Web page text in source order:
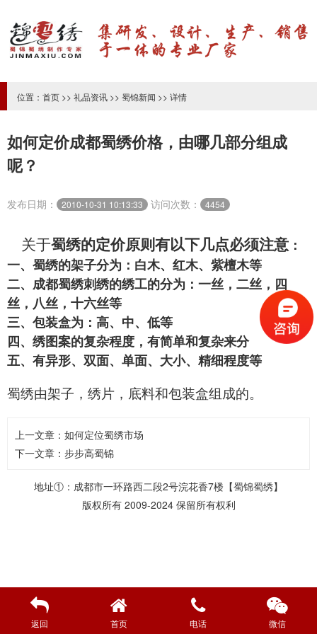
位置： 首页 >> 礼品资讯 >> 蜀锦新闻 >> 详情
如何定价成都蜀绣价格，由哪几部分组成
呢？
发布日期： 2010-10-31 10:13:33 访问次数： 4454
关于蜀绣的定价原则有以下几点必须注意 ：
一、 蜀绣的架子分为：白木、红木、紫檀木等
二、 成都蜀绣刺绣的绣工的分为：一丝，二丝，四
丝，八丝，十六丝等
三、包装盒为：高、中、低等
四、绣图案的复杂程度，有简单和复杂来分
五、有异形、双面、单面、大小、精细程度等
蜀绣由架子，绣片，底料和包装盒组成的。
上一文章： 如何定位蜀绣市场
下一文章： 步步高蜀锦
地址①：成都市一环路西二段2号浣花香7楼【蜀锦蜀绣】
版权所有 2009-2024 保留所有权利
返回 首页 电话 微信